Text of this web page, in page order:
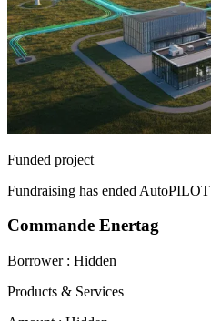
Funded project
Fundraising has ended AutoPILOT
Commande Enertag
Borrower : Hidden
Products & Services